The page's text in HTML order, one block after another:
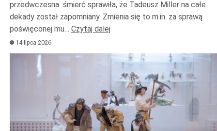
przedwczesna śmierć sprawiła, że Tadeusz Miller na całe
dekady został zapomniany. Zmienia się to m.in. za sprawą
poświęconej mu… Czytaj dalej
14 lipca 2026
Odtwarzacz